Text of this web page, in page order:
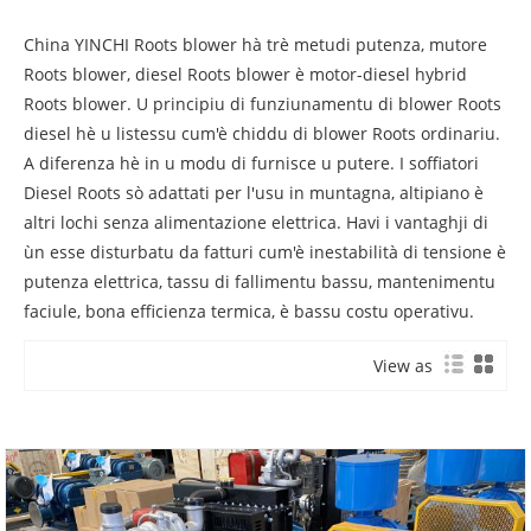
China YINCHI Roots blower hà trè metudi putenza, mutore
Roots blower, diesel Roots blower è motor-diesel hybrid
Roots blower. U principiu di funziunamentu di blower Roots
diesel hè u listessu cum'è chiddu di blower Roots ordinariu.
A diferenza hè in u modu di furnisce u putere. I soffiatori
Diesel Roots sò adattati per l'usu in muntagna, altipiano è
altri lochi senza alimentazione elettrica. Havi i vantaghji di
ùn esse disturbatu da fatturi cum'è inestabilità di tensione è
putenza elettrica, tassu di fallimentu bassu, mantenimentu
faciule, bona efficienza termica, è bassu costu operativu.
View as